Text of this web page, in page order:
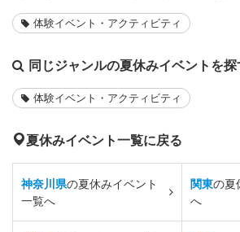
体験イベント・アクティビティ
同じジャンルの夏休みイベントを探
体験イベント・アクティビティ
夏休みイベント一覧に戻る
神奈川県の夏休みイベント
一覧へ
関東の夏
へ